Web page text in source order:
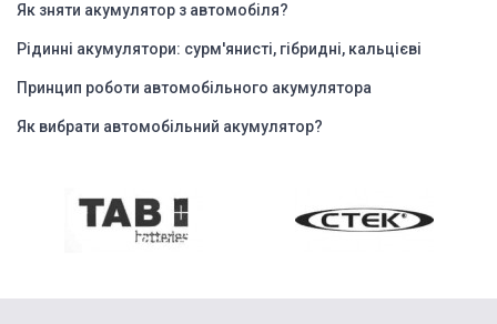
Як зняти акумулятор з автомобіля?
Рідинні акумулятори: сурм'янисті, гібридні, кальцієві
Принцип роботи автомобільного акумулятора
Як вибрати автомобільний акумулятор?